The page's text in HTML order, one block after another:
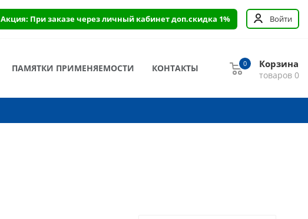
Акция: При заказе через личный кабинет доп.скидка 1% Войти
ПАМЯТКИ ПРИМЕНЯЕМОСТИ КОНТАКТЫ Корзина
товаров 0
0